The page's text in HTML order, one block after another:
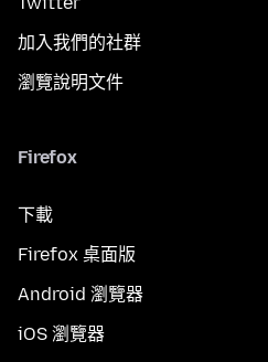
加入我們的社群
瀏覽說明文件
Firefox
下載
Firefox 桌面版
Android 瀏覽器
iOS 瀏覽器